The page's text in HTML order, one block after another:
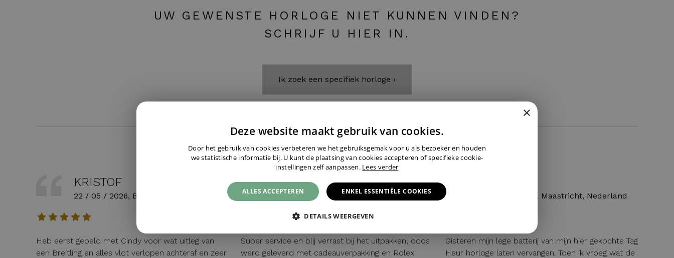
UW GEWENSTE HORLOGE NIET KUNNEN VINDEN?
SCHRIJF U HIER IN.
Ik zoek een specifiek horloge ›
KRISTOF
22 / 05 / 2026, Belgie
Heb eerst gebeld met Cindy voor wat uitleg van
een Breitling en alles vlot verlopen achteraf en zeer
BEERS
07 / 05 / 2026, Schagen, Nederland
Super service en blij verrast bij het uitpakken, doos
werd geleverd met cadeauverpakking en Rolex
12 / 04 / 2026, Maastricht, Nederland
Gisteren mijn lege batterij van mijn hier gekochte Tag
Heur horloge laten vervangen. Toen ik vroeg wat de
×
Deze website maakt gebruik van cookies.
Door het gebruik van cookies verbeteren we het gebruiksgemak voor u als bezoeker en houden
we statistische informatie bij. U kunt de plaatsing van cookies accepteren of specifieke cookie-
instellingen zelf aanpassen. Lees verder
ALLES ACCEPTEREN ENKEL ESSENTIËLE COOKIES
DETAILS WEERGEVEN